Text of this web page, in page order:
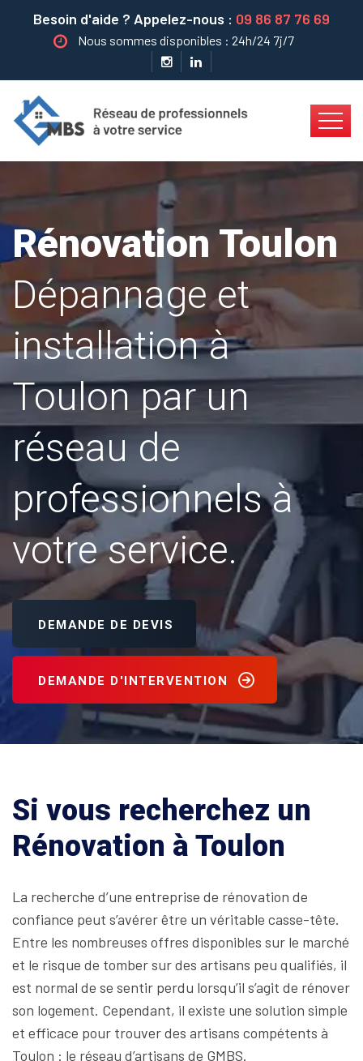
Besoin d'aide ? Appelez-nous : 09 86 87 76 69
Nous sommes disponibles : 24h/24 7j/7
Rénovation Toulon
Dépannage et
installation à
Toulon par un
réseau de
professionnels à
votre service.
DEMANDE DE DEVIS
DEMANDE D'INTERVENTION
Si vous recherchez un
Rénovation à Toulon
La recherche d’une entreprise de rénovation de
confiance peut s’avérer être un véritable casse-tête.
Entre les nombreuses offres disponibles sur le marché
et le risque de tomber sur des artisans peu qualifiés, il
est normal de se sentir perdu lorsqu’il s’agit de rénover
son logement. Cependant, il existe une solution simple
et efficace pour trouver des artisans compétents à
Toulon : le réseau d’artisans de GMBS.